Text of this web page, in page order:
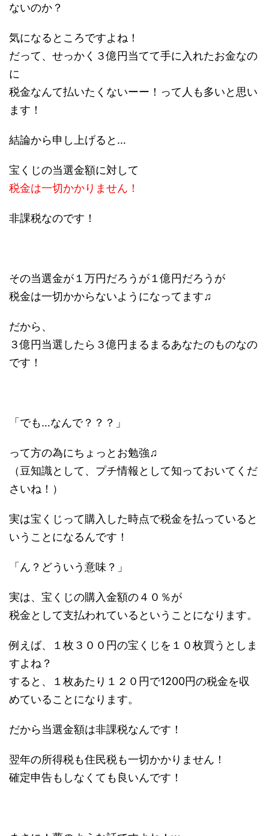
ないのか？
気になるところですよね！
だって、せっかく３億円当てて手に入れたお金なの
に
税金なんて払いたくないーー！って人も多いと思い
ます！
結論から申し上げると…
宝くじの当選金額に対して
税金は一切かかりません！
非課税なのです！
その当選金が１万円だろうが１億円だろうが
税金は一切かからないようになってます♫
だから、
３億円当選したら３億円まるまるあなたのものなの
です！
「でも…なんで？？？」
って方の為にちょっとお勉強♫
（豆知識として、プチ情報として知っておいてくだ
さいね！）
実は宝くじって購入した時点で税金を払っていると
いうことになるんです！
「ん？どういう意味？」
実は、宝くじの購入金額の４０％が
税金として支払われているということになります。
例えば、１枚３００円の宝くじを１０枚買うとしま
すよね？
すると、１枚あたり１２０円で1200円の税金を収
めていることになります。
だから当選金額は非課税なんです！
翌年の所得税も住民税も一切かかりません！
確定申告もしなくても良いんです！